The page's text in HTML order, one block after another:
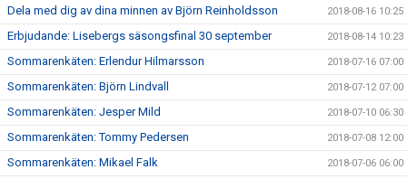
Dela med dig av dina minnen av Björn Reinholdsson 2018-08-16 10:25
Erbjudande: Lisebergs säsongsfinal 30 september 2018-08-14 10:23
Sommarenkäten: Erlendur Hilmarsson 2018-07-16 07:00
Sommarenkäten: Björn Lindvall 2018-07-12 07:00
Sommarenkäten: Jesper Mild 2018-07-10 06:30
Sommarenkäten: Tommy Pedersen 2018-07-08 12:00
Sommarenkäten: Mikael Falk 2018-07-06 06:00